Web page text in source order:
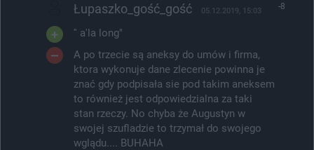
-8
Łupaszko_gość_gość 05.12.2019, 15:03
'' a'la long"
A po trzecie są aneksy do umów i firma,
ktora wykonuje dane zlecenie powinna je
znać gdy podpisała sie pod takim aneksem
to również jest odpowiedzialna za taki
stan rzeczy. No chyba że Augustyn w
swojej szufladzie to trzymał do swojego
wglądu.... BUHAHA